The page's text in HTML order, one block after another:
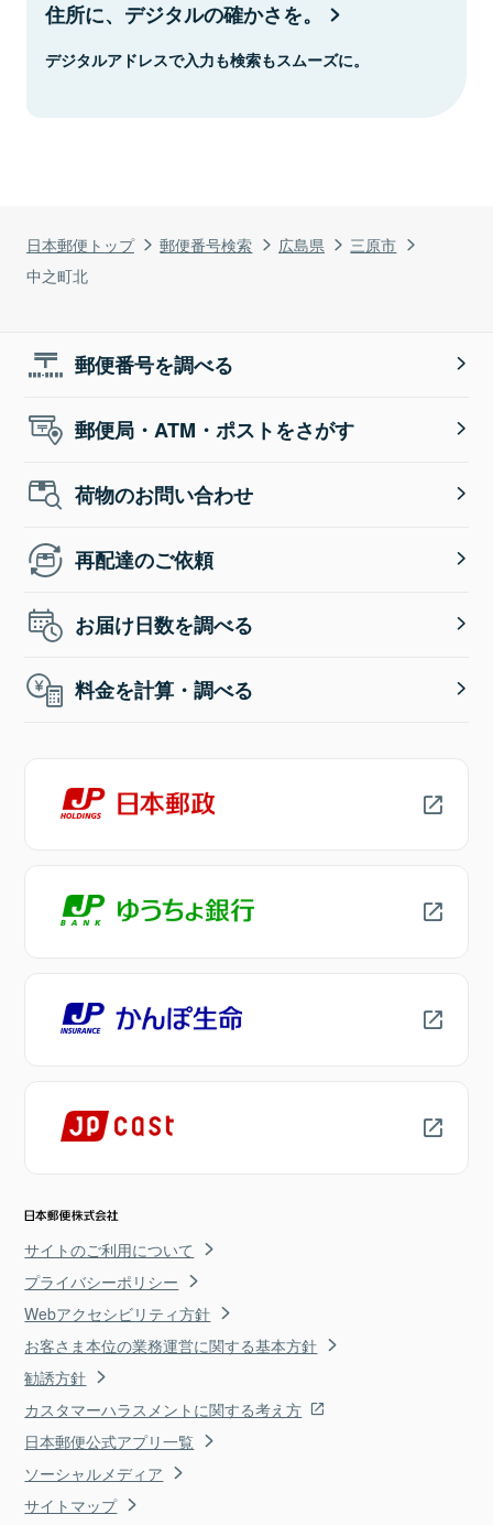
日本郵便トップ 郵便番号検索 広島県
三原市
中之町北
住所に、デジタルの確かさを。
デジタルアドレスで入力も検索もスムーズに。
郵便番号を調べる
郵便局・ATM・ポストをさがす
荷物のお問い合わせ
再配達のご依頼
お届け日数を調べる
料金を計算・調べる
サイトのご利用について
プライバシーポリシー
Webアクセシビリティ方針
お客さま本位の業務運営に関する基本方針
勧誘方針
カスタマーハラスメントに関する考え方
日本郵便公式アプリ一覧
ソーシャルメディア
サイトマップ